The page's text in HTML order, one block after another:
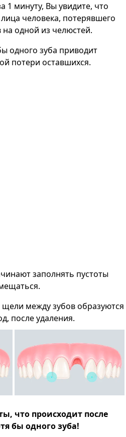
1 минуту, Вы увидите, что
человека, потерявшего
на одной из челюстей.
одного зуба приводит
потери оставшихся.
заполнять пустоты
щели между зубов образуются
после удаления.
что происходит после
бы одного зуба!